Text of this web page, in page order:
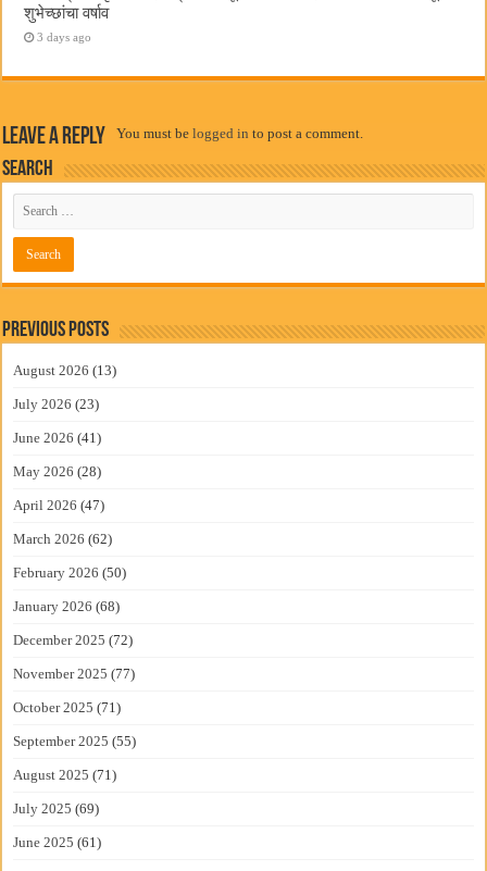
शुभेच्छांचा वर्षाव
3 days ago
Leave a Reply You must belogged in to post a comment.
Search
Previous Posts
August 2026 (13)
July 2026 (23)
June 2026 (41)
May 2026 (28)
April 2026 (47)
March 2026 (62)
February 2026 (50)
January 2026 (68)
December 2025 (72)
November 2025 (77)
October 2025 (71)
September 2025 (55)
August 2025 (71)
July 2025 (69)
June 2025 (61)